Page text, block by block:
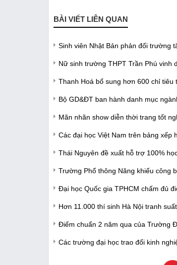
BÀI VIẾT LIÊN QUAN
Sinh viên Nhật Bản phản đối trường
Nữ sinh trường THPT Trần Phú
Thanh Hoá bổ sung hơn 600 chỉ tiêu
Bộ GD&ĐT ban hành danh mục
Mãn nhãn show diễn thời trang tốt
Các đại học Việt Nam trên bảng xếp
Thái Nguyên đề xuất hỗ trợ 100%
Trường Phổ thông Năng khiếu công
Đại học Quốc gia TPHCM chấm đủ
Hơn 11.000 thí sinh Hà Nội tranh
Điểm chuẩn 2 năm qua của Trường
Các trường đại học trao đổi kinh